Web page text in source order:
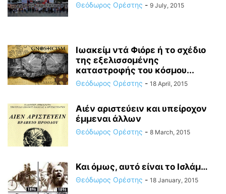
Θεόδωρος Ορέστης - 9 July, 2015
Ιωακείμ ντά Φιόρε ή το σχέδιο
της εξελισσομένης
καταστροφής του κόσμου...
Θεόδωρος Ορέστης - 18 April, 2015
Αιέν αριστεύειν και υπείροχον
έμμεναι άλλων
Θεόδωρος Ορέστης - 8 March, 2015
Και όμως, αυτό είναι το Ισλάμ…
Θεόδωρος Ορέστης - 18 January, 2015